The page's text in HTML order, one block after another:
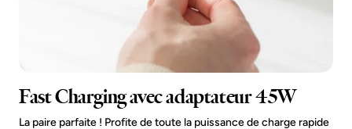
Fast Charging avec adaptateur 45W
La paire parfaite ! Profite de toute la puissance de charge rapide